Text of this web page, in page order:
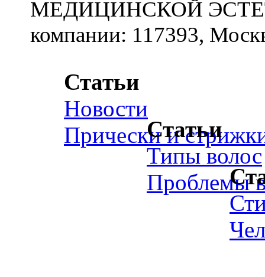
МЕДИЦИНСКОЙ
компании: 117393,
Статьи
Новости
Прически иСтатьи
Типы волос
Проблемы